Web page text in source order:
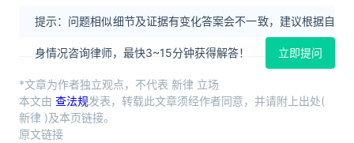
提示：问题相似细节及证据有变化答案会不一致，建议根据自
身情况咨询律师，最快3~15分钟获得解答！ 立即提问
*文章为作者独立观点，不代表 新律 立场
本文由 查法规发表，转载此文章须经作者同意，并请附上出处(
新律 )及本页链接。
原文链接